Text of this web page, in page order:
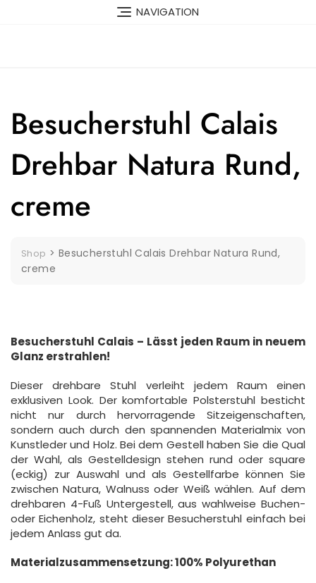
NAVIGATION
Besucherstuhl Calais
Drehbar Natura Rund,
creme
Shop > Besucherstuhl Calais Drehbar Natura Rund,
creme
Besucherstuhl Calais – Lässt jeden Raum in neuem
Glanz erstrahlen!
Dieser drehbare Stuhl verleiht jedem Raum einen
exklusiven Look. Der komfortable Polsterstuhl besticht
nicht nur durch hervorragende Sitzeigenschaften,
sondern auch durch den spannenden Materialmix von
Kunstleder und Holz. Bei dem Gestell haben Sie die Qual
der Wahl, als Gestelldesign stehen rund oder square
(eckig) zur Auswahl und als Gestellfarbe können Sie
zwischen Natura, Walnuss oder Weiß wählen. Auf dem
drehbaren 4-Fuß Untergestell, aus wahlweise Buchen-
oder Eichenholz, steht dieser Besucherstuhl einfach bei
jedem Anlass gut da.
Materialzusammensetzung: 100% Polyurethan